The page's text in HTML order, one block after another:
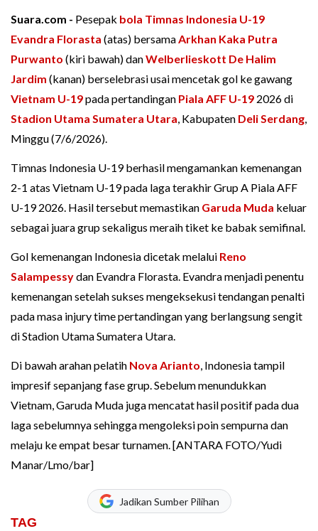
Suara.com - Pesepak bola Timnas Indonesia U-19
Evandra Florasta (atas) bersamaArkhan Kaka Putra
Purwanto (kiri bawah) danWelberlieskott De Halim
Jardim (kanan) berselebrasi usai mencetak gol ke gawang
Vietnam U-19pada pertandingan Piala AFF U-19 2026 di
Stadion Utama Sumatera Utara, Kabupaten Deli Serdang,
Minggu (7/6/2026).
Timnas Indonesia U-19 berhasil mengamankan kemenangan
2-1 atas Vietnam U-19 pada laga terakhir Grup A Piala AFF
U-19 2026. Hasil tersebut memastikan Garuda Muda keluar
sebagai juara grup sekaligus meraih tiket ke babak semifinal.
Gol kemenangan Indonesia dicetak melalui Reno
Salampessydan Evandra Florasta. Evandra menjadi penentu
kemenangan setelah sukses mengeksekusi tendangan penalti
pada masa injury time pertandingan yang berlangsung sengit
di Stadion Utama Sumatera Utara.
Di bawah arahan pelatih Nova Arianto, Indonesia tampil
impresif sepanjang fase grup. Sebelum menundukkan
Vietnam, Garuda Muda juga mencatat hasil positif pada dua
laga sebelumnya sehingga mengoleksi poin sempurna dan
melaju ke empat besar turnamen. [ANTARA FOTO/Yudi
Manar/Lmo/bar]
Jadikan Sumber Pilihan
TAG